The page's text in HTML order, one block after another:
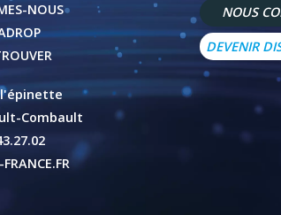
NOUS
l'épinette
Combault
NOUS
DEVENIR